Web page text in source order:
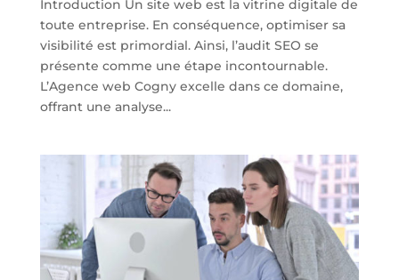
Introduction Un site web est la vitrine digitale de
toute entreprise. En conséquence, optimiser sa
visibilité est primordial. Ainsi, l’audit SEO se
présente comme une étape incontournable.
L’Agence web Cogny excelle dans ce domaine,
offrant une analyse...